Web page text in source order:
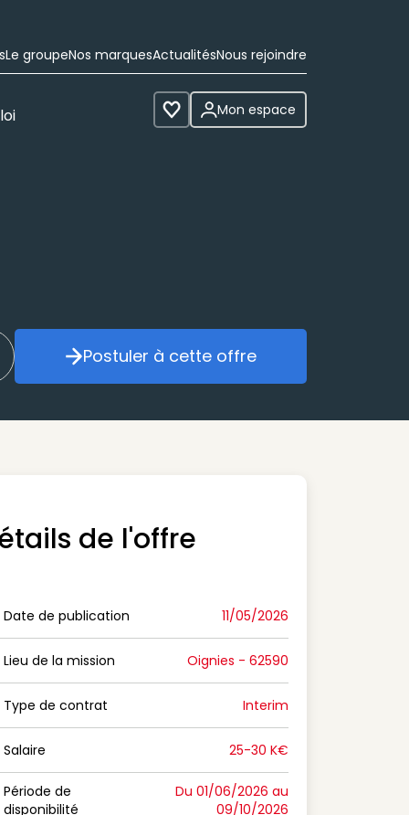
Le groupeNos marquesActualitésNous rejoindre
Voir les favoris
Mon espace
mon alerte Postuler à cette offre
Postuler à cette offre
de l'offre
Date de publication
Date de publication 11/05/2026
Lieu de la mission
Lieu de la mission Oignies - 62590
Type de contrat
Type de contrat Interim
Salaire
Salaire 25-30 K€
Période de
disponibilité
Du 01/06/2026 au
09/10/2026